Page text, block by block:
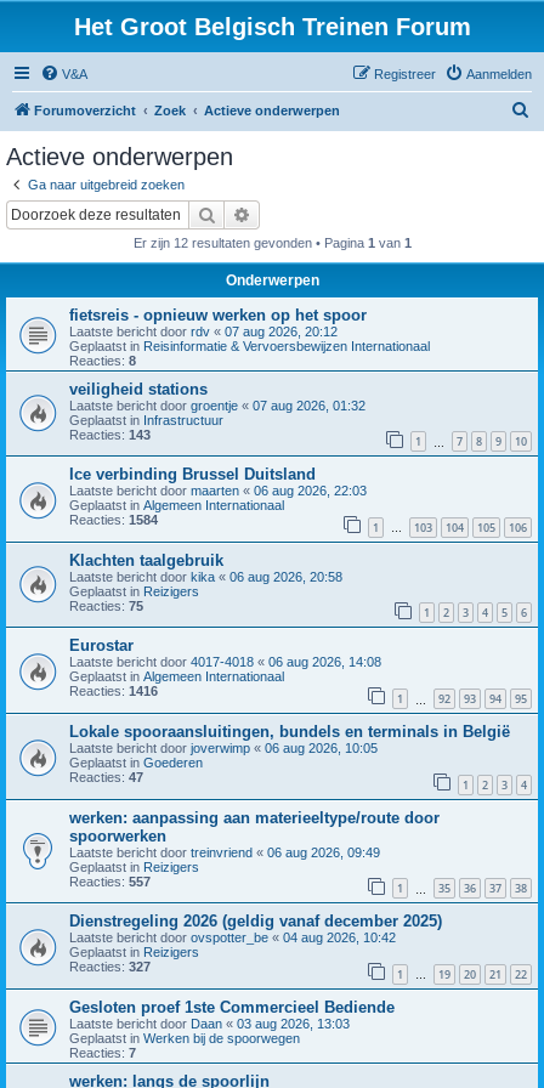
Het Groot Belgisch Treinen Forum
V&A Aanmelden
Registreer
Forumoverzicht Zoek Actieve onderwerpen
Actieve onderwerpen
Ga naar uitgebreid zoeken
Zoek
Er zijn 12 resultaten gevonden • Pagina 1 van 1
Onderwerpen
fietsreis - opnieuw werken op het spoor
Laatste bericht door rdv « 07 aug 2026, 20:12
Geplaatst in Reisinformatie & Vervoersbewijzen Internationaal
Reacties: 8
veiligheid stations
Laatste bericht door groentje « 07 aug 2026, 01:32
Geplaatst in Infrastructuur
Reacties: 143 1 7 8 9 10
Ice verbinding Brussel Duitsland
Laatste bericht door maarten « 06 aug 2026, 22:03
Geplaatst in Algemeen Internationaal
Reacties: 1584 1 … 103 104 105 106
Klachten taalgebruik
Laatste bericht door kika « 06 aug 2026, 20:58
Geplaatst in Reizigers
Reacties: 75 1 2 3 4 5 6
Eurostar
Laatste bericht door 4017-4018 « 06 aug 2026, 14:08
Geplaatst in Algemeen Internationaal
Reacties: 1416 1 92 93 94 95
Lokale spooraansluitingen, bundels en terminals in België
Laatste bericht door joverwimp « 06 aug 2026, 10:05
Geplaatst in Goederen
Reacties: 47 1 2 3 4
werken: aanpassing aan materieeltype/route door
spoorwerken
Laatste bericht door treinvriend « 06 aug 2026, 09:49
Geplaatst in Reizigers
Reacties: 557 1 35 36 37 38
Dienstregeling 2026 (geldig vanaf december 2025)
Laatste bericht door ovspotter_be « 04 aug 2026, 10:42
Geplaatst in Reizigers
Reacties: 327 1 … 19 20 21 22
Gesloten proef 1ste Commercieel Bediende
Laatste bericht door Daan « 03 aug 2026, 13:03
Geplaatst in Werken bij de spoorwegen
Reacties: 7
werken: langs de spoorlijn